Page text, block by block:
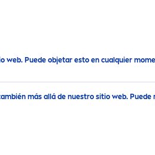
web. Puede objetar esto en cualquier
más allá de nuestro sitio web. Puede
EN